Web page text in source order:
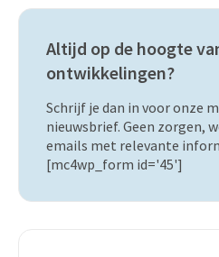
Altijd op de hoogte
ontwikkelingen?
Schrijf je dan in voor onze
nieuwsbrief. Geen zorgen,
emails met relevante
[mc4wp_form id='45']